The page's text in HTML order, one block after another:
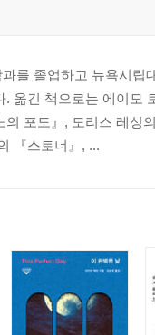
를 졸업하고 뉴욕시
. 옮긴 책으로는 에이모
의 포도』, 도리스 레싱
『스토너』, ...